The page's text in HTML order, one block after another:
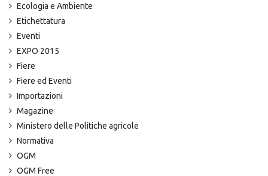
Ecologia e Ambiente
Etichettatura
Eventi
EXPO 2015
Fiere
Fiere ed Eventi
Importazioni
Magazine
Ministero delle Politiche agricole
Normativa
OGM
OGM Free